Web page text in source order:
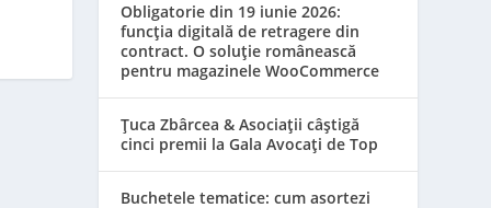
Obligatorie din 19 iunie 2026:
funcția digitală de retragere din
contract. O soluție românească
pentru magazinele WooCommerce
Țuca Zbârcea & Asociații câștigă
cinci premii la Gala Avocați de Top
Buchetele tematice: cum asortezi